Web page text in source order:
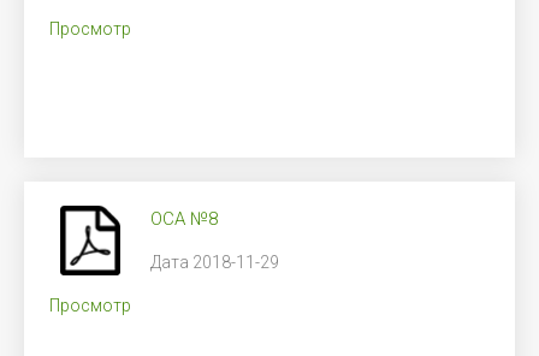
Просмотр
Просмотр
ОСА №8
Дата 2018-11-29